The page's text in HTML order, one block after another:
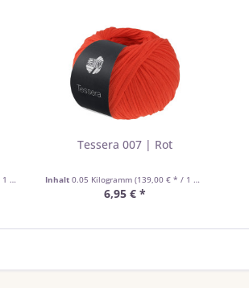
Tessera 007 | Rot
Inhalt 0.05 Kilogramm (139,00 € * / 1 Kilogramm)
6,95 € *